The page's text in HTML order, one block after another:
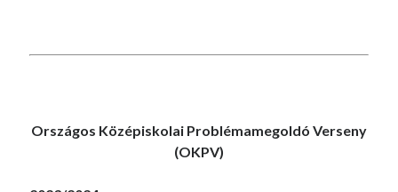
Országos Középiskolai Problémamegoldó Verseny
(OKPV)